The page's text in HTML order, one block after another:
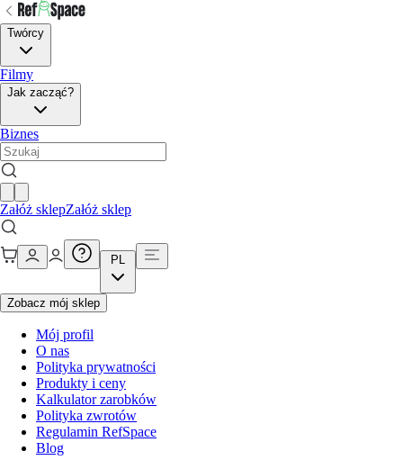
Twórcy
Filmy
Jak zacząć?
Biznes
Załóż sklepZałóż sklep
PL
Zobacz mój sklep
Mój profil
O nas
Polityka prywatności
Produkty i ceny
Kalkulator zarobków
Polityka zwrotów
Regulamin RefSpace
Blog